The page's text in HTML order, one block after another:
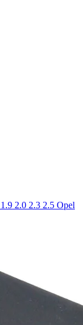
2.0 2.3 2.5 Opel